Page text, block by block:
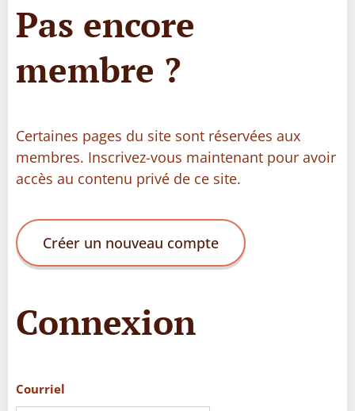
Pas encore
membre ?
Certaines pages du site sont réservées aux
membres. Inscrivez-vous maintenant pour avoir
accès au contenu privé de ce site.
Créer un nouveau compte
Connexion
Courriel